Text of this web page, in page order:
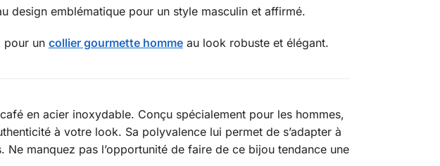
design emblématique pour un style masculin et affirmé.
un collier gourmette hommeau look robuste et élégant.
en acier inoxydable. Conçu spécialement pour les hommes,
à votre look. Sa polyvalence lui permet de s’adapter à
manquez pas l’opportunité de faire de ce bijou tendance une